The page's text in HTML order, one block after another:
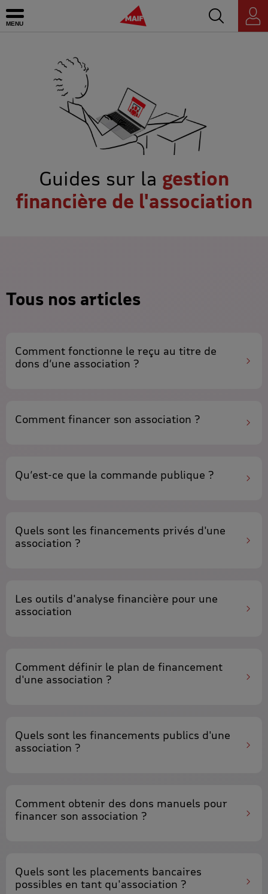
Ouvrir le menu MAIF - Allez à l'accueil de maif.fr
Accédez au
Espace
personnel
Guides sur la gestion
financière de l'association
Tous nos articles
Comment fonctionne le reçu au titre de
dons d’une association ?
Comment financer son association ?
Qu’est-ce que la commande publique ?
Quels sont les financements privés d'une
association ?
Les outils d'analyse financière pour une
association
Comment définir le plan de financement
d'une association ?
Quels sont les financements publics d'une
association ?
Comment obtenir des dons manuels pour
financer son association ?
Quels sont les placements bancaires
possibles en tant qu'association ?